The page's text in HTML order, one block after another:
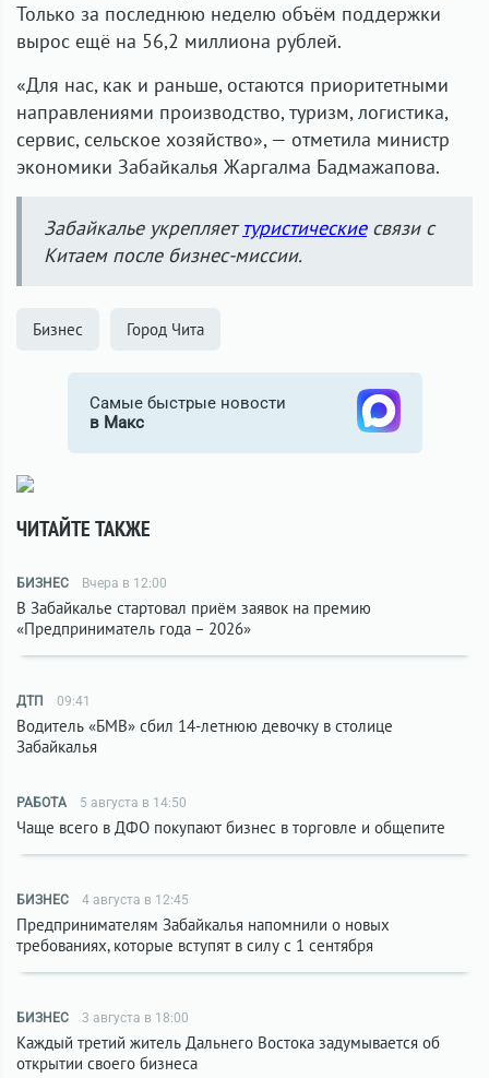
Только за последнюю неделю объём поддержки
вырос ещё на 56,2 миллиона рублей.
«Для нас, как и раньше, остаются приоритетными
направлениями производство, туризм, логистика,
сервис, сельское хозяйство», — отметила министр
экономики Забайкалья Жаргалма Бадмажапова.
Забайкалье укрепляеттуристическиесвязи с
Китаем после бизнес-миссии.
Бизнес Город Чита
Самые быстрые новости
в Макс
ЧИТАЙТЕ ТАКЖЕ
БИЗНЕС Вчера в 12:00
В Забайкалье стартовал приём заявок на премию
«Предприниматель года – 2026»
ДТП 09:41
Водитель «БМВ» сбил 14-летнюю девочку в столице
Забайкалья
РАБОТА 5 августа в 14:50
Чаще всего в ДФО покупают бизнес в торговле и общепите
БИЗНЕС 4 августа в 12:45
Предпринимателям Забайкалья напомнили о новых
требованиях, которые вступят в силу с 1 сентября
БИЗНЕС 3 августа в 18:00
Каждый третий житель Дальнего Востока задумывается об
открытии своего бизнеса